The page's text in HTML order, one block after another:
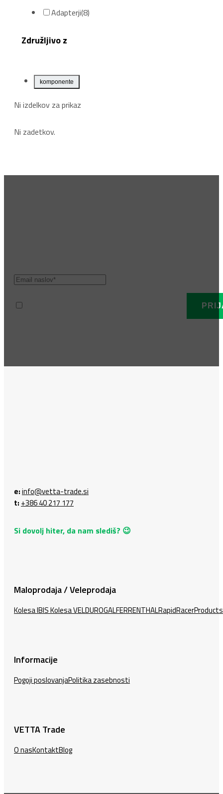
Adapterji(8)
Združljivo z
komponente
Ni izdelkov za prikaz
Ni zadetkov.
e:info@vetta-trade.si
t: +386 40 217 177
Si dovolj hiter, da nam slediš? 😉
Maloprodaja / Veleprodaja
Kolesa IBISKolesa VELDUROGALFERRENTHALRapidRacerProducts
Informacije
Pogoji poslovanjaPolitika zasebnosti
VETTA Trade
O nasKontaktBlog